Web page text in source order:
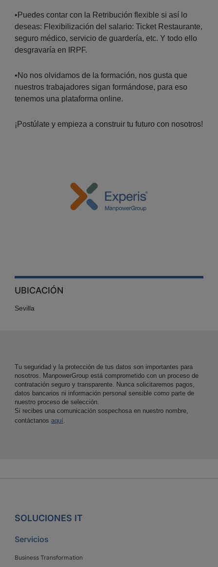
•Puedes contar con la Retribución flexible si así lo
deseas: Flexibilización del salario: Ticket Restaurante,
seguro médico, servicio de guardería, etc. Y todo ello
desgravaría en IRPF.
•No nos olvidamos de la formación, nos gusta que
nuestros trabajadores sigan formándose, para eso
tenemos una plataforma online.
¡Postúlate y empieza a construir tu futuro con nosotros!
UBICACIÓN
Sevilla
Tu seguridad y la protección de tus datos son importantes para
nosotros. ManpowerGroup está comprometido con un proceso de
contratación seguro y transparente. Nunca solicitaremos pagos,
datos bancarios ni información personal sensible como parte de
nuestro proceso de selección.
Si recibes una comunicación sospechosa en nuestro nombre,
contáctanos aquí.
SOLUCIONES IT
Servicios
Business Transformation